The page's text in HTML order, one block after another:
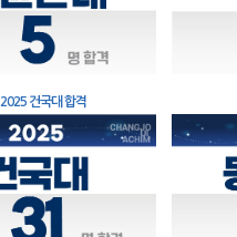
2025 건국대 합격